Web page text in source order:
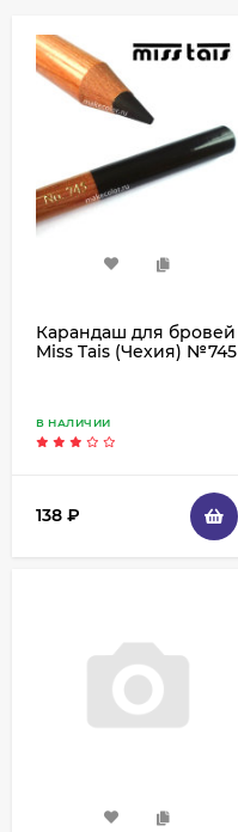
Карандаш для бровей
Miss Tais (Чехия) №745
В НАЛИЧИИ
138 ₽